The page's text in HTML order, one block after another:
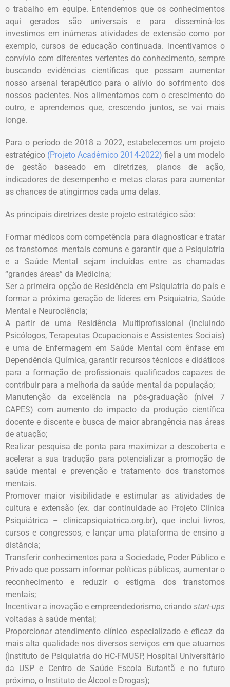
o trabalho em equipe. Entendemos que os conhecimentos
aqui gerados são universais e para disseminá-los
investimos em inúmeras atividades de extensão como por
exemplo, cursos de educação continuada. Incentivamos o
convívio com diferentes vertentes do conhecimento, sempre
buscando evidências científicas que possam aumentar
nosso arsenal terapêutico para o alívio do sofrimento dos
nossos pacientes. Nos alimentamos com o crescimento do
outro, e aprendemos que, crescendo juntos, se vai mais
longe.
Para o período de 2018 a 2022, estabelecemos um projeto
estratégico (Projeto Acadêmico 2014-2022) fiel a um modelo
de gestão baseado em diretrizes, planos de ação,
indicadores de desempenho e metas claras para aumentar
as chances de atingirmos cada uma delas.
As principais diretrizes deste projeto estratégico são:
Formar médicos com competência para diagnosticar e tratar
os transtornos mentais comuns e garantir que a Psiquiatria
e a Saúde Mental sejam incluídas entre as chamadas
“grandes áreas” da Medicina;
Ser a primeira opção de Residência em Psiquiatria do país e
formar a próxima geração de líderes em Psiquiatria, Saúde
Mental e Neurociência;
A partir de uma Residência Multiprofissional (incluindo
Psicólogos, Terapeutas Ocupacionais e Assistentes Sociais)
e uma de Enfermagem em Saúde Mental com ênfase em
Dependência Química, garantir recursos técnicos e didáticos
para a formação de profissionais qualificados capazes de
contribuir para a melhoria da saúde mental da população;
Manutenção da excelência na pós-graduação (nível 7
CAPES) com aumento do impacto da produção científica
docente e discente e busca de maior abrangência nas áreas
de atuação;
Realizar pesquisa de ponta para maximizar a descoberta e
acelerar a sua tradução para potencializar a promoção de
saúde mental e prevenção e tratamento dos transtornos
mentais.
Promover maior visibilidade e estimular as atividades de
cultura e extensão (ex. dar continuidade ao Projeto Clínica
Psiquiátrica – clinicapsiquiatrica.org.br), que inclui livros,
cursos e congressos, e lançar uma plataforma de ensino a
distância;
Transferir conhecimentos para a Sociedade, Poder Público e
Privado que possam informar políticas públicas, aumentar o
reconhecimento e reduzir o estigma dos transtornos
mentais;
Incentivar a inovação e empreendedorismo, criando start-ups
voltadas à saúde mental;
Proporcionar atendimento clínico especializado e eficaz da
mais alta qualidade nos diversos serviços em que atuamos
(Instituto de Psiquiatria do HC-FMUSP, Hospital Universitário
da USP e Centro de Saúde Escola Butantã e no futuro
próximo, o Instituto de Álcool e Drogas);